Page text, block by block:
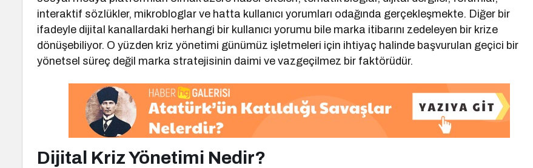
interaktif sözlükler, mikrobloglar ve hatta kullanıcı yorumları odağında gerçekleşmekte. Diğer bir
ifadeyle dijital kanallardaki herhangi bir kullanıcı yorumu bile marka itibarını zedeleyen bir krize
dönüşebiliyor. O yüzden kriz yönetimi günümüz işletmeleri için ihtiyaç halinde başvurulan geçici bir
yönetsel süreç değil marka stratejisinin daimi ve vazgeçilmez bir faktörüdür.
Dijital Kriz Yönetimi Nedir?